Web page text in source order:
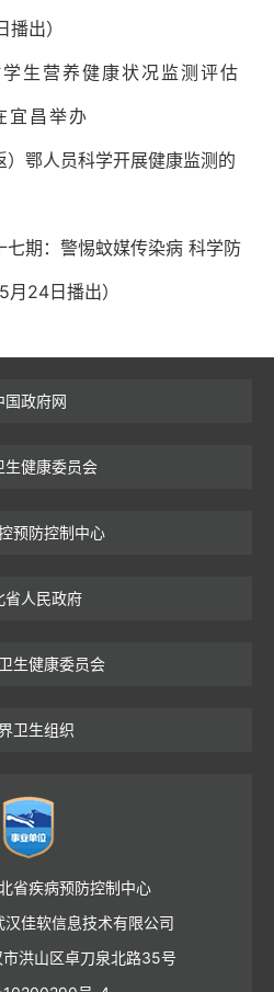
出）
生营养健康状况监测评估
宜昌举办
）鄂人员科学开展健康监测的
七期：警惕蚊媒传染病 科学防
24日播出）
国政府网
生健康委员会
预防控制中心
省人民政府
生健康委员会
卫生组织
省疾病预防控制中心
佳软信息技术有限公司
洪山区卓刀泉北路35号